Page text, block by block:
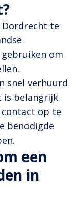
te
om
snel verhuurd
is belangrijk
op te
benodigde
een
in